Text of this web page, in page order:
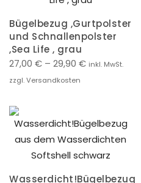
Bügelbezug ,Gurtpolster
und Schnallenpolster
,Sea Life , grau
27,00 € – 29,90 € inkl. MwSt.
zzgl. Versandkosten
Wasserdicht!Bügelbezug